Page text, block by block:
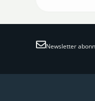
Newsletter